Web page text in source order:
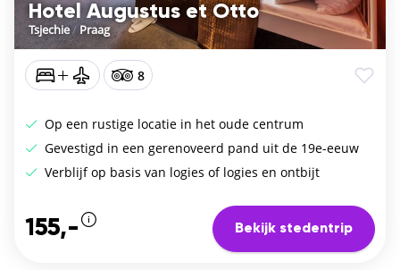
Hotel Augustus et Otto
Tsjechie/Praag
8
Op een rustige locatie in het oude centrum
Gevestigd in een gerenoveerd pand uit de 19e-eeuw
Verblijf op basis van logies of logies en ontbijt
155,- Bekijk stedentrip